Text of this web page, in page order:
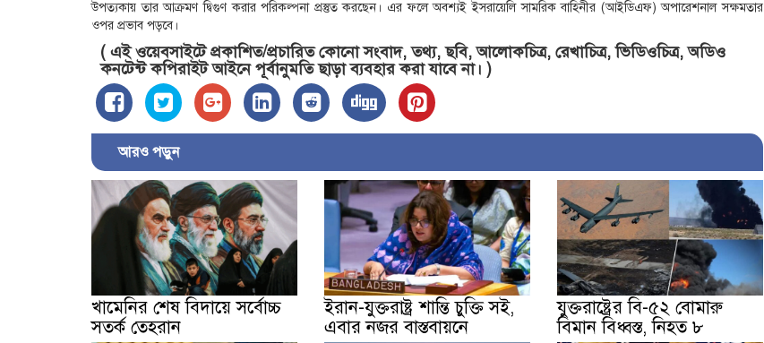
উপত্যকায় তার আক্রমণ দ্বিগুণ করার পরিকল্পনা প্রস্তুত করছেন। এর ফলে অবশ্যই ইসরায়েলি সামরিক বাহিনীর (আইডিএফ) অপারেশনাল সক্ষমতার
ওপর প্রভাব পড়বে।
( এই ওয়েবসাইটে প্রকাশিত/প্রচারিত কোনো সংবাদ, তথ্য, ছবি, আলোকচিত্র, রেখাচিত্র, ভিডিওচিত্র, অডিও
কনটেন্ট কপিরাইট আইনে পূর্বানুমতি ছাড়া ব্যবহার করা যাবে না। )
আরও পড়ুন
খামেনির শেষ বিদায়ে সর্বোচ্চ
সতর্ক তেহরান
ইরান-যুক্তরাষ্ট্র শান্তি চুক্তি সই,
এবার নজর বাস্তবায়নে
যুক্তরাষ্ট্রের বি-৫২ বোমারু
বিমান বিধ্বস্ত, নিহত ৮